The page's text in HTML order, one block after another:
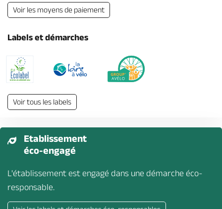
Voir les moyens de paiement
Labels et démarches
Voir tous les labels
Etablissement
éco-engagé
L'établissement est engagé dans une démarche éco-
responsable.